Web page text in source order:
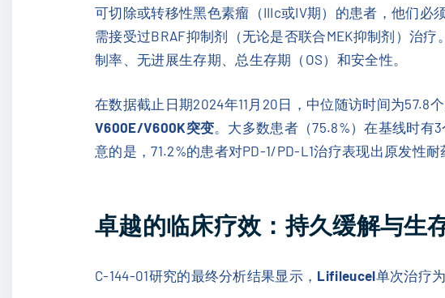
可切除或转移性黑色素瘤（IIIc或IV期）的患者，他们必
需接受过BRAF抑制剂（无论是否联合MEK抑制剂）治
制率、无进展生存期、总生存期（OS）和安全性。
在数据截止日期2024年11月20日，中位随访时间为57.8
V600E/V600K突变 。大多数患者（75.8%）在基线时
意的是，71.2%的患者对PD-1/PD-L1治疗表现出原发性耐
卓越的临床疗效：持久缓解与生
C-144-01研究的最终分析结果显示， Lifileucel单次治疗